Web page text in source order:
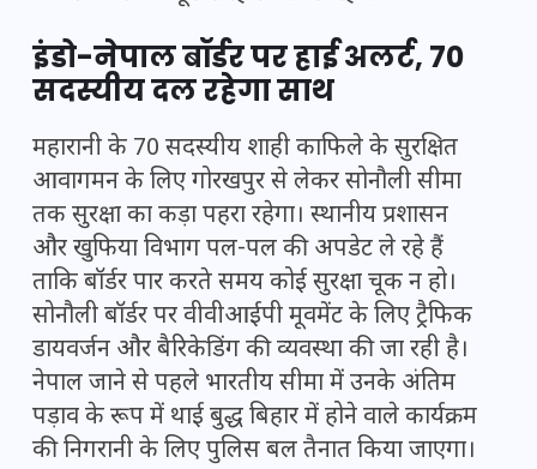
इंडो-नेपाल बॉर्डर पर हाई अलर्ट, 70
सदस्यीय दल रहेगा साथ
महारानी के 70 सदस्यीय शाही काफिले के सुरक्षित
आवागमन के लिए गोरखपुर से लेकर सोनौली सीमा
तक सुरक्षा का कड़ा पहरा रहेगा। स्थानीय प्रशासन
और खुफिया विभाग पल-पल की अपडेट ले रहे हैं
ताकि बॉर्डर पार करते समय कोई सुरक्षा चूक न हो।
सोनौली बॉर्डर पर वीवीआईपी मूवमेंट के लिए ट्रैफिक
डायवर्जन और बैरिकेडिंग की व्यवस्था की जा रही है।
नेपाल जाने से पहले भारतीय सीमा में उनके अंतिम
पड़ाव के रूप में थाई बुद्ध बिहार में होने वाले कार्यक्रम
की निगरानी के लिए पुलिस बल तैनात किया जाएगा।